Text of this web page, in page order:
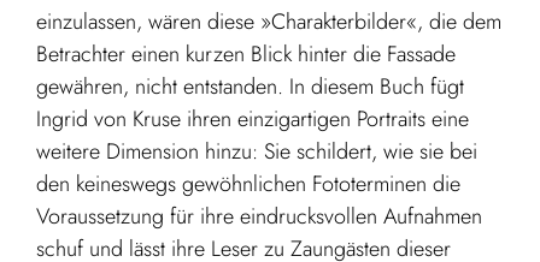
einzulassen, wären diese »Charakterbilder«, die dem
Betrachter einen kurzen Blick hinter die Fassade
gewähren, nicht entstanden. In diesem Buch fügt
Ingrid von Kruse ihren einzigartigen Portraits eine
weitere Dimension hinzu: Sie schildert, wie sie bei
den keineswegs gewöhnlichen Fototerminen die
Voraussetzung für ihre eindrucksvollen Aufnahmen
schuf und lässt ihre Leser zu Zaungästen dieser